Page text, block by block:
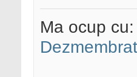
Ma ocup cu: